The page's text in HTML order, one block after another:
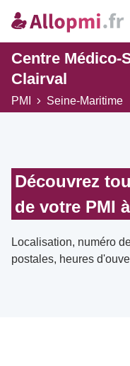
Centre Médico-
Clairval
PMI Seine-Maritime
Découvrez
de votre PMI
Localisation, numéro
postales, heures